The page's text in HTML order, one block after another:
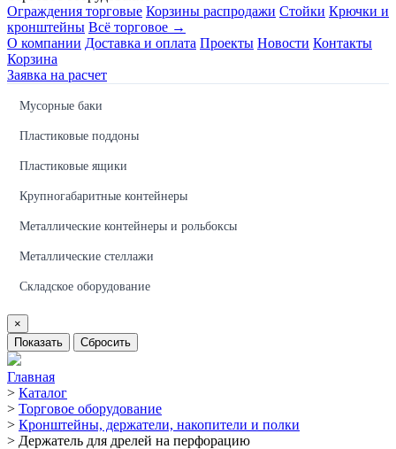
Ограждения торговые Корзины распродажи Стойки Крючки и
кронштейны Всё торговое →
О компании Доставка и оплата Проекты Новости Контакты
Корзина
Заявка на расчет
Мусорные баки
Пластиковые поддоны
Пластиковые ящики
Крупногабаритные контейнеры
Металлические контейнеры и рольбоксы
Металлические стеллажи
Складское оборудование
×
Показать
Сбросить
Главная
> Каталог
> Торговое оборудование
> Кронштейны, держатели, накопители и полки
> Держатель для дрелей на перфорацию